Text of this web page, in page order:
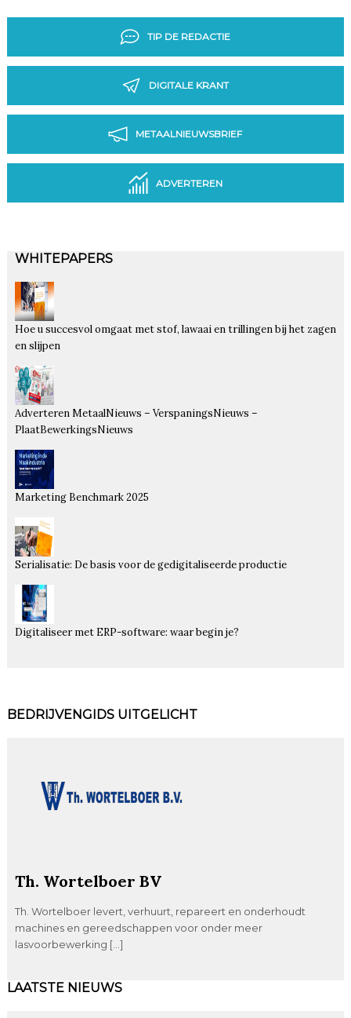
TIP DE REDACTIE
DIGITALE KRANT
METAALNIEUWSBRIEF
ADVERTEREN
WHITEPAPERS
Hoe u succesvol omgaat met stof, lawaai en trillingen bij het zagen
en slijpen
Adverteren MetaalNieuws – VerspaningsNieuws –
PlaatBewerkingsNieuws
Marketing Benchmark 2025
Serialisatie: De basis voor de gedigitaliseerde productie
Digitaliseer met ERP-software: waar begin je?
BEDRIJVENGIDS UITGELICHT
Th. Wortelboer BV
Th. Wortelboer levert, verhuurt, repareert en onderhoudt
machines en gereedschappen voor onder meer
lasvoorbewerking […]
LAATSTE NIEUWS